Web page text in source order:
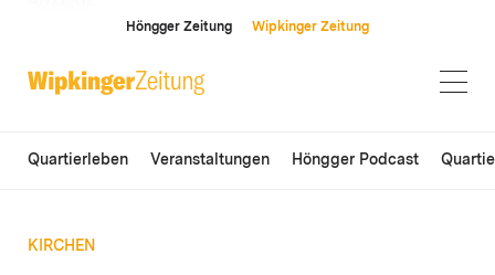
Höngger Zeitung Wipkinger Zeitung
Quartierleben Veranstaltungen Höngger Podcast
KIRCHEN